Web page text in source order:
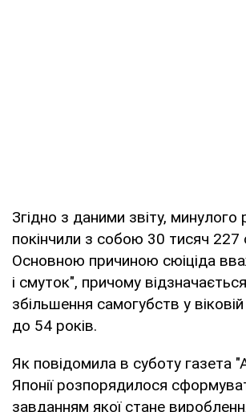
Згідно з даними звіту, минулого
покінчили з собою 30 тисяч 227
Основною причиною сюіціда
і смуток", причому
збільшення самогубств у віковій
до 54 років.
Як повідомила в суботу газета
Японії розпорядилося
завданням якої стане